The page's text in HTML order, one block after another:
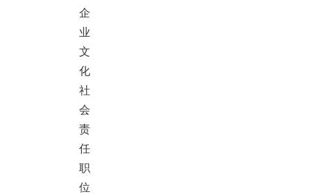
企
业
文
化
社
会
责
任
职
位